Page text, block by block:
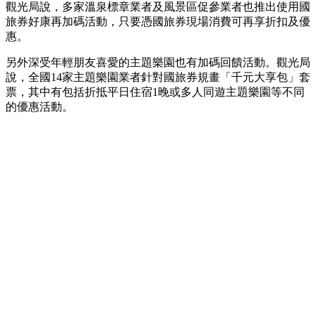
觀光局說，多家溫泉標章業者及風景區促參業者也推出使用國
旅券好康再加碼活動，只要憑國旅券現場消費可再享折扣及優
惠。
另外深受年輕朋友喜愛的主題樂園也有加碼回饋活動。觀光局
說，全國14家主題樂園業者針對國旅券規畫「千元大享包」套
票，其中有包括折抵平日住宿1晚或多人同遊主題樂園等不同
的優惠活動。